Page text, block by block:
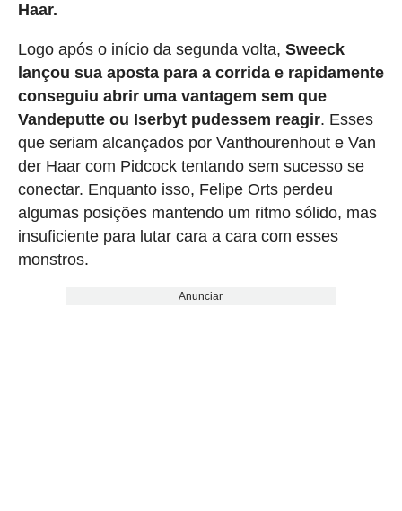
Haar.
Logo após o início da segunda volta, Sweeck
lançou sua aposta para a corrida e rapidamente
conseguiu abrir uma vantagem sem que
Vandeputte ou Iserbyt pudessem reagir. Esses
que seriam alcançados por Vanthourenhout e Van
der Haar com Pidcock tentando sem sucesso se
conectar. Enquanto isso, Felipe Orts perdeu
algumas posições mantendo um ritmo sólido, mas
insuficiente para lutar cara a cara com esses
monstros.
Anunciar